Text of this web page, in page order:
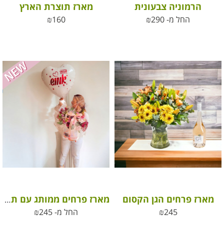
הרמוניה צבעונית
החל מ- ₪290
מארז תוצרת הארץ
₪160
מארז פרחים הגן הקסום
₪245
מארז פרחים ממותג עם תמונה וברכה אישית
החל מ-
₪245